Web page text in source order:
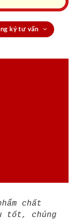
ký tư vấn
chất
tốt, chúng